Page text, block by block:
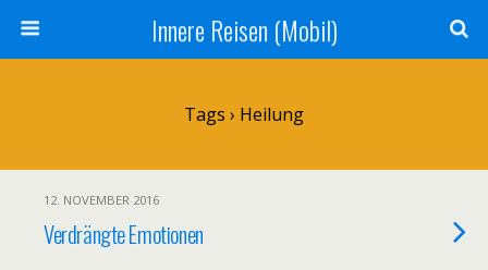
Innere Reisen (Mobil)
Tags › Heilung
12. NOVEMBER 2016
Verdrängte Emotionen